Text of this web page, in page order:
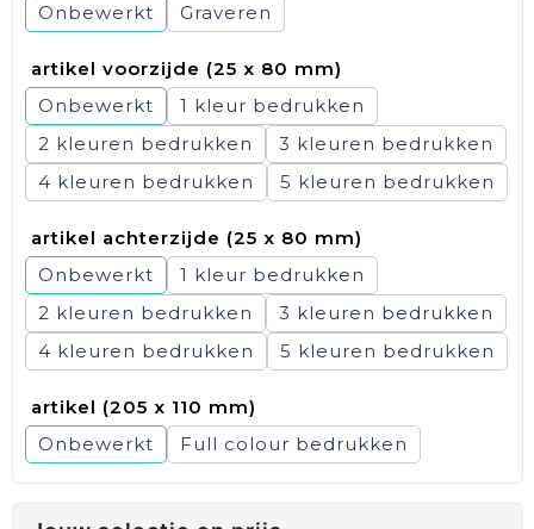
Onbewerkt
Graveren
artikel voorzijde (25 x 80 mm)
Onbewerkt
1
2
3
4
5
artikel achterzijde (25 x 80 mm)
Onbewerkt
1
2
3
4
5
artikel (205 x 110 mm)
Onbewerkt
Full colour